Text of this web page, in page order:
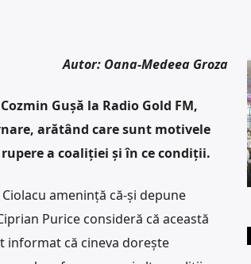
Autor: Oana-Medeea Groza
Gușă la Radio Gold FM,
arătând care sunt motivele
a coaliției și în ce condiții.
amenință că-și depune
Purice consideră că această
informat că cineva dorește